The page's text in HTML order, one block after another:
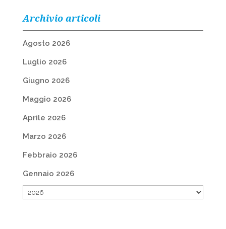
Archivio articoli
Agosto 2026
Luglio 2026
Giugno 2026
Maggio 2026
Aprile 2026
Marzo 2026
Febbraio 2026
Gennaio 2026